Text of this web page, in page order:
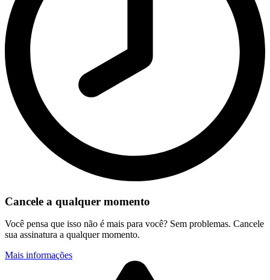
Cancele a qualquer momento
Você pensa que isso não é mais para você? Sem problemas. Cancele
sua assinatura a qualquer momento.
Mais informações